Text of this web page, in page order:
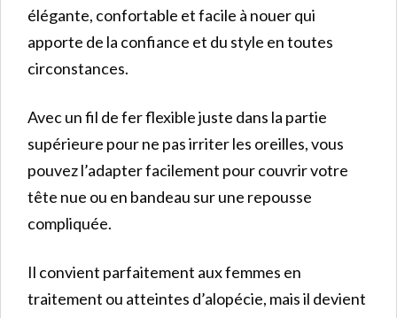
élégante, confortable et facile à nouer qui
apporte de la confiance et du style en toutes
circonstances.
Avec un fil de fer flexible juste dans la partie
supérieure pour ne pas irriter les oreilles, vous
pouvez l’adapter facilement pour couvrir votre
tête nue ou en bandeau sur une repousse
compliquée.
Il convient parfaitement aux femmes en
traitement ou atteintes d’alopécie, mais il devient